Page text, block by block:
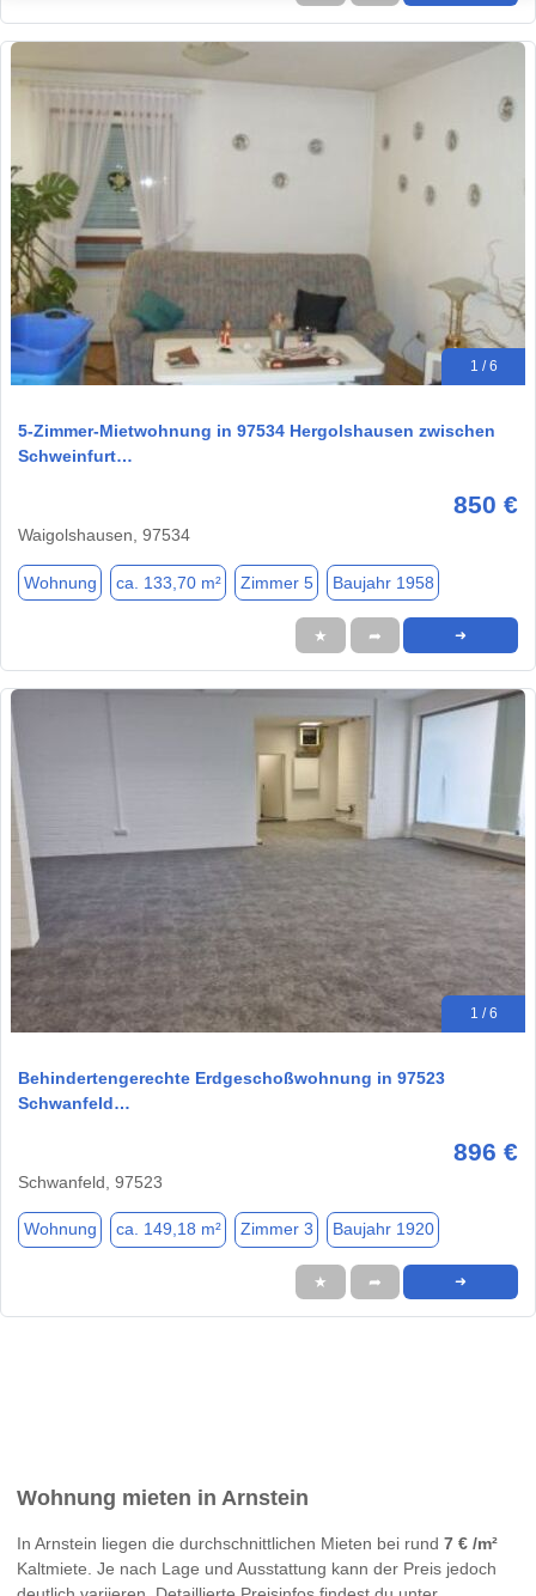
1 / 6
5-Zimmer-Mietwohnung in 97534 Hergolshausen zwischen
Schweinfurt…
850 €
Waigolshausen, 97534
Wohnung ca. 133,70 m² Zimmer 5 Baujahr 1958
★ ➦ ➜
1 / 6
Behindertengerechte Erdgeschoßwohnung in 97523
Schwanfeld…
896 €
Schwanfeld, 97523
Wohnung ca. 149,18 m² Zimmer 3 Baujahr 1920
★ ➦ ➜
Wohnung mieten in Arnstein
In Arnstein liegen die durchschnittlichen Mieten bei rund 7 € /m²
Kaltmiete. Je nach Lage und Ausstattung kann der Preis jedoch